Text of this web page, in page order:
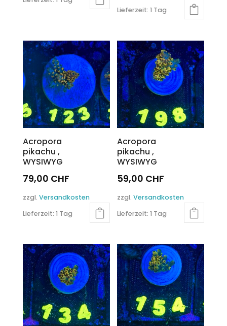
Lieferzeit:1 Tag
Acropora
pikachu ,
WYSIWYG
79,00 CHF
zzgl. Versandkosten
Lieferzeit: 1 Tag
Acropora
pikachu ,
WYSIWYG
59,00 CHF
zzgl.Versandkosten
Lieferzeit:1 Tag